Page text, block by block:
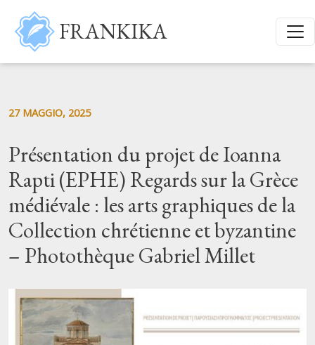
Salta al contenuto principale
FRANKIKA
27 MAGGIO, 2025
Présentation du projet de Ioanna
Rapti (EPHE) Regards sur la Grèce
médiévale : les arts graphiques de la
Collection chrétienne et byzantine
– Photothèque Gabriel Millet